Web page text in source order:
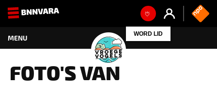
WORD LID
FOTO'S VAN